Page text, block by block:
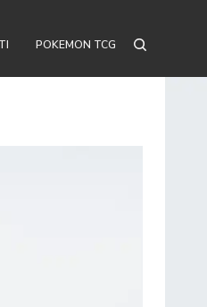
POKEMON TCG